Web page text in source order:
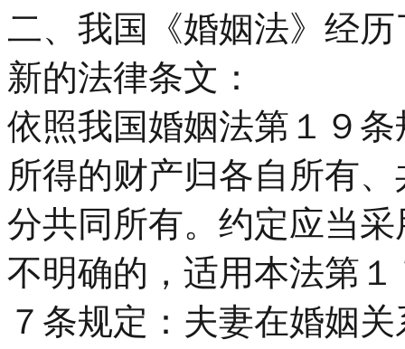
二、我国《婚姻法》经
新的法律条文：
依照我国婚姻法第１９
所得的财产归各自所有
分共同所有。约定应当
不明确的，适用本法第
７条规定：夫妻在婚姻